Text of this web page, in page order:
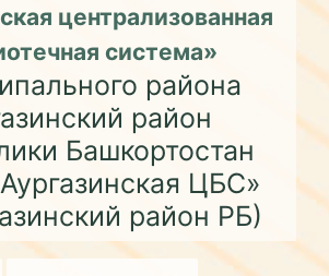
централизованная
система»
района
район
Башкортостан
ЦБС»
район РБ)